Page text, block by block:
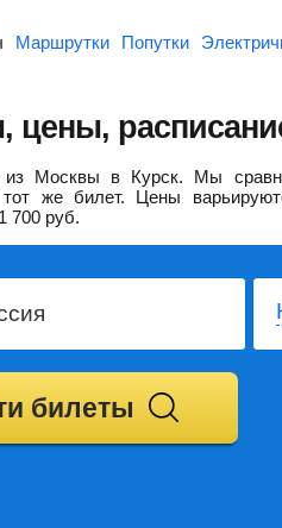
Маршрутки Попутки
цены,
из Москвы в Курск.
Мы
же билет. Цены
1 700 руб.
билеты